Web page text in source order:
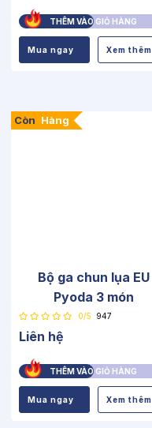
THÊM VÀO GIỎ HÀNG
Mua ngay Xem thêm
Còn Hàng
Bộ ga chun lụa EU
Pyoda 3 món
0/5 947
Liên hệ
THÊM VÀO GIỎ HÀNG
Mua ngay Xem thêm